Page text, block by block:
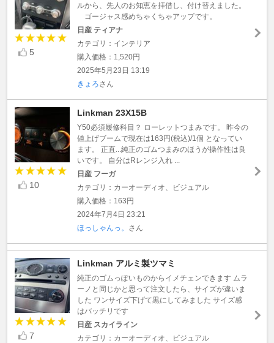
5
ルから、先人のお知恵を拝借し、付け替えました。
ゴージャス感めちゃくちゃアップです。
日産 ティアナ
カテゴリ：インテリア
購入価格：1,520円
2025年5月23日 13:19
きょろさん
10
Linkman 23X15B
Y50必須履修科目？ ローレットつまみです。 昨今の
値上げブームで現在は163円(税込)/1個 となってい
ます。 正直...純正のゴムつまみのほうが操作性は良
いです。 自分はRレンジ入れ ...
日産 フーガ
カテゴリ：カーオーディオ、ビジュアル
購入価格：163円
2024年7月4日 23:21
ほっしゃんっ。 さん
7
Linkman アルミ製ツマミ
純正のゴムっぽいものからイメチェンできます ムラ
ーノと同じかと思って注文したら、サイズが違いま
した ワンサイズ下げて黒にしてみました サイズ感
はバッチリです
日産 スカイライン
カテゴリ：カーオーディオ、ビジュアル